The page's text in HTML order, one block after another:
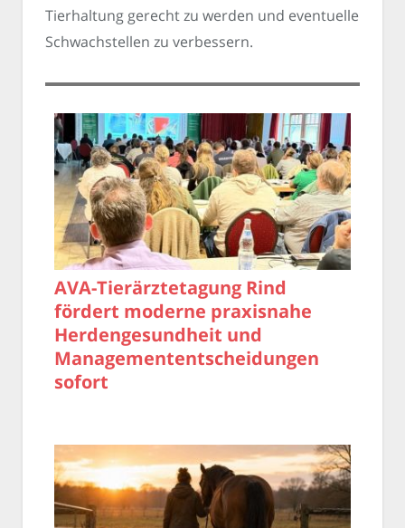
Tierhaltung gerecht zu werden und eventuelle
Schwachstellen zu verbessern.
AVA-Tierärztetagung Rind
fördert moderne praxisnahe
Herdengesundheit und
Managemententscheidungen
sofort